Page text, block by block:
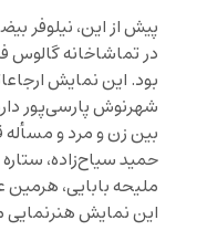
پیش از این، نیلوفر
در تماشاخانه گالوس
بود. این نمایش
شهرنوش پارسی‌پور
بین زن و مرد و
حمید سیاح‌زاده،
ملیحه بابایی،
این نمایش هنرنمایی